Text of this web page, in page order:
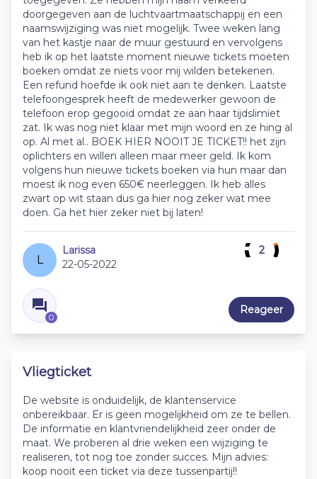
doorgegeven aan de luchtvaartmaatschappij en een
naamswijziging was niet mogelijk. Twee weken lang
van het kastje naar de muur gestuurd en vervolgens
heb ik op het laatste moment nieuwe tickets moeten
boeken omdat ze niets voor mij wilden betekenen.
Een refund hoefde ik ook niet aan te denken. Laatste
telefoongesprek heeft de medewerker gewoon de
telefoon erop gegooid omdat ze aan haar tijdslimiet
zat. Ik was nog niet klaar met mijn woord en ze hing al
op. Al met al.. BOEK HIER NOOIT JE TICKET!! het zijn
oplichters en willen alleen maar meer geld. Ik kom
volgens hun nieuwe tickets boeken via hun maar dan
moest ik nog even 650€ neerleggen. Ik heb alles
zwart op wit staan dus ga hier nog zeker wat mee
doen. Ga het hier zeker niet bij laten!
L
Larissa
22-05-2022
0
2
Reageer
Vliegticket
De website is onduidelijk, de klantenservice
onbereikbaar. Er is geen mogelijkheid om ze te bellen.
De informatie en klantvriendelijkheid zeer onder de
maat. We proberen al drie weken een wijziging te
realiseren, tot nog toe zonder succes. Mijn advies:
koop nooit een ticket via deze tussenpartij!!